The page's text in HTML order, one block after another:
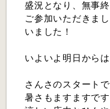
盛況となり、無事
ご参加いただきま
いました！
いよいよ明日からは
さんさのスタートで
暑さもますますです